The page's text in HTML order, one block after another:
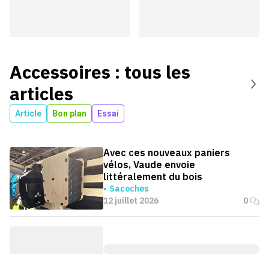
Accessoires : tous les
articles
Article Bon plan Essai
Avec ces nouveaux paniers
vélos, Vaude envoie
littéralement du bois
Sacoches
12 juillet 2026
0